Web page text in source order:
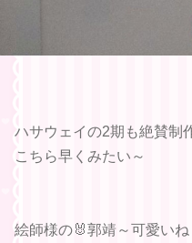
ハサウェイの2期も絶賛制
こちら早くみたい～
絵師様の🐰郭靖～可愛いね